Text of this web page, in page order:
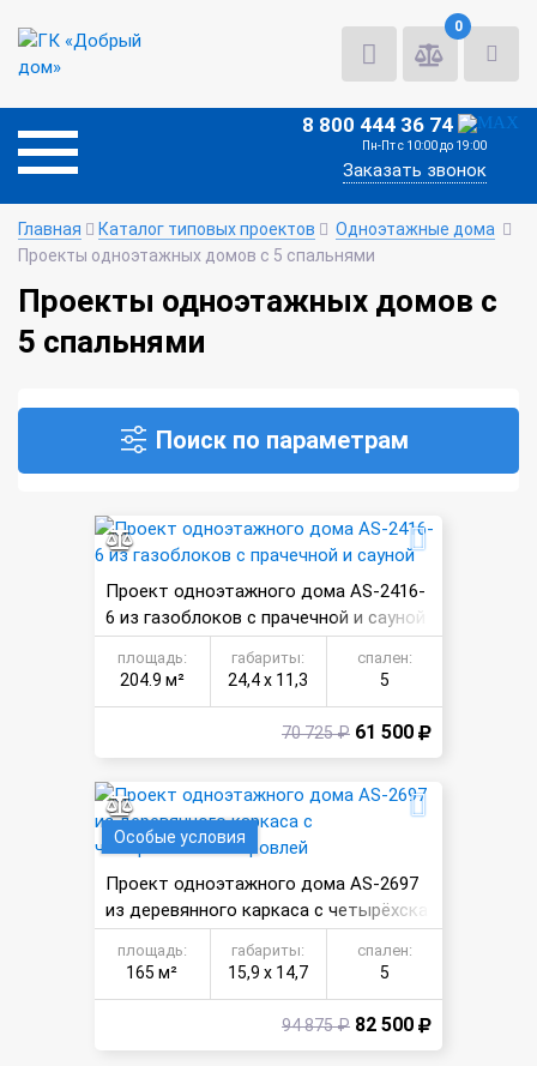
0
8 800 444 36 74
Пн-Пт с 10:00 до 19:00
Заказать звонок
Главная Каталог типовых проектов
Одноэтажные дома
Проекты одноэтажных домов с 5 спальнями
Проекты одноэтажных домов с
5 спальнями
Поиск по параметрам
Проект одноэтажного дома AS-2416-
6 из газоблоков с прачечной и сауной
площадь:
204.9 м²
габариты:
24,4 х 11,3
спален:
5
70 725 ₽ 61 500
Особые условия
Проект одноэтажного дома AS-2697
из деревянного каркаса с четырёхска
тной кровлей
площадь:
165 м²
габариты:
15,9 х 14,7
спален:
5
94 875 ₽ 82 500